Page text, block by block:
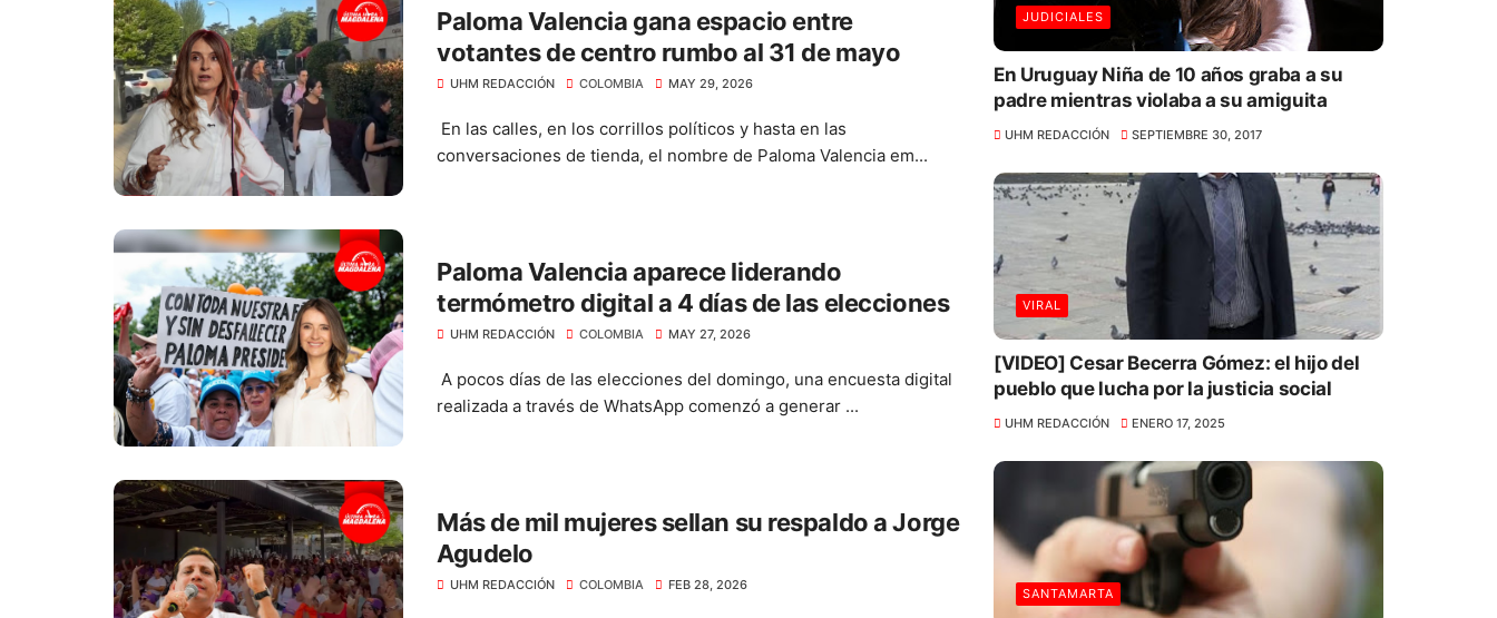
Paloma Valencia gana espacio entre
votantes de centro rumbo al 31 de mayo
UHM REDACCIÓN COLOMBIA MAY 29, 2026
En las calles, en los corrillos políticos y hasta en las
conversaciones de tienda, el nombre de Paloma Valencia em...
Paloma Valencia aparece liderando
termómetro digital a 4 días de las elecciones
UHM REDACCIÓN COLOMBIA MAY 27, 2026
A pocos días de las elecciones del domingo, una encuesta digital
realizada a través de WhatsApp comenzó a generar ...
Más de mil mujeres sellan su respaldo a Jorge
Agudelo
UHM REDACCIÓN COLOMBIA FEB 28, 2026
JUDICIALES
En Uruguay Niña de 10 años graba a su
padre mientras violaba a su amiguita
UHM REDACCIÓN SEPTIEMBRE 30, 2017
VIRAL
[VIDEO] Cesar Becerra Gómez: el hijo del
pueblo que lucha por la justicia social
UHM REDACCIÓN ENERO 17, 2025
SANTAMARTA